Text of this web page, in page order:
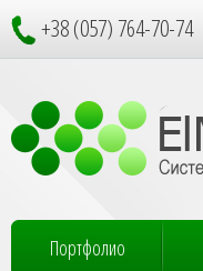
+38 (057) 764-70-74
Портфолио